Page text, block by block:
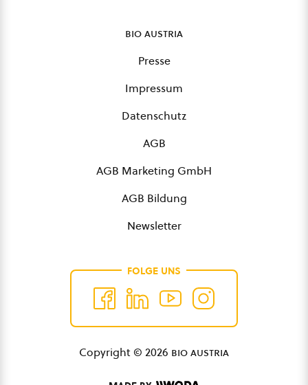
bio austria
Presse
Impressum
Datenschutz
AGB
AGB Marketing GmbH
AGB Bildung
Newsletter
FOLGE UNS
Copyright © 2026 bio austria